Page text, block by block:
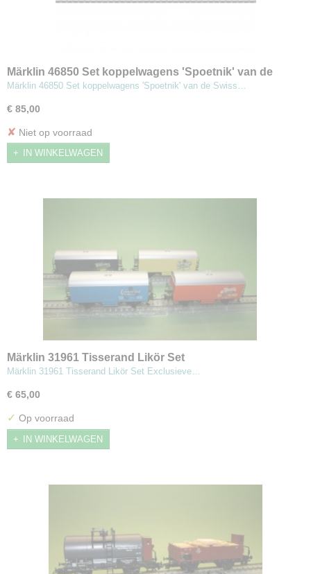
Märklin 46850 Set koppelwagens 'Spoetnik' van de
Swiss Express.
Märklin 46850 Set koppelwagens 'Spoetnik' van de Swiss…
€ 85,00
✘ Niet op voorraad
IN WINKELWAGEN
Märklin 31961 Tisserand Likör Set
Märklin 31961 Tisserand Likör Set Exclusieve…
€ 65,00
✓ Op voorraad
IN WINKELWAGEN